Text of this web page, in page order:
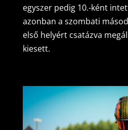
egyszer pedig 10.-ként
azonban a szombati
első helyért csatázva
kiesett.